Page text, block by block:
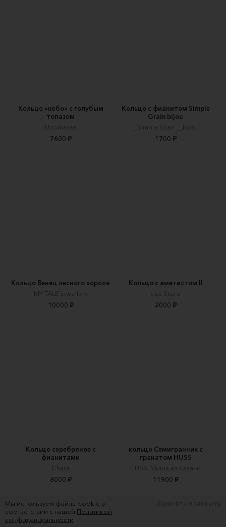
Кольцо «небо» с голубым
топазом
Unomarea
7600 ₽
Кольцо с фианитом Simple
Grain bijou
_Simple Grain__bijou
1700 ₽
Кольцо Венец лесного короля
MY TALE jewellery
10000 ₽
Кольцо с аметистом II
Liss Store
2000 ₽
Кольцо серебряное с
фианитами
Chara
8000 ₽
кольцо Семигранник с
гранатом HUSS
HUSS. Миша из Казани
11900 ₽
Мы используем файлы cookie в
соответствии с нашей Политикой
конфиденциальности